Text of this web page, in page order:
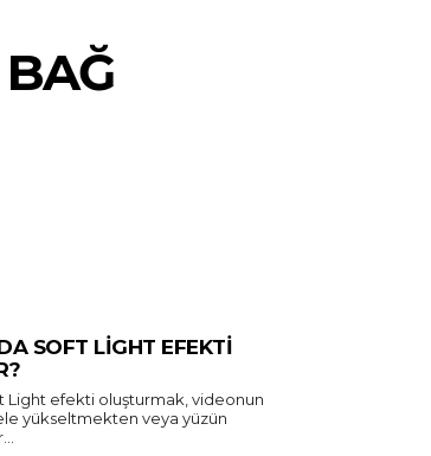
SOFT LIGHT EFEKTI
Light efekti oluşturmak, videonun
yükseltmekten veya yüzün